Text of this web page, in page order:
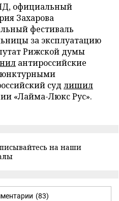
официальный
Захарова
фестиваль
за эксплуатацию
Рижской думы
антироссийские
суд лишил
«Лайма-Люкс Рус».
на наши
(83)